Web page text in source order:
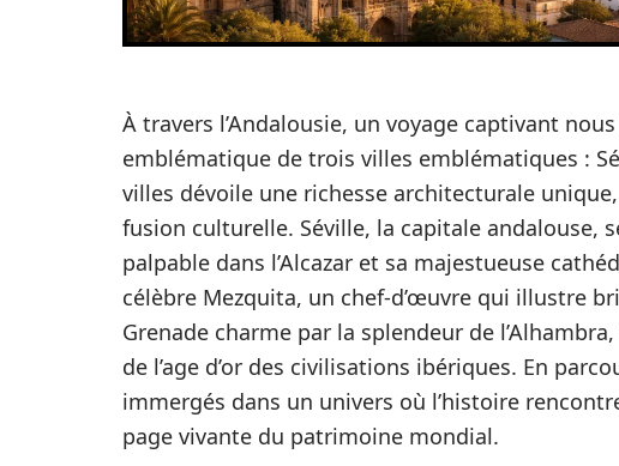
À travers l’Andalousie, un voyage captivant
emblématique de trois villes emblématiques :
villes dévoile une richesse architecturale
fusion culturelle. Séville, la capitale andalouse,
palpable dans l’Alcazar et sa majestueuse
célèbre Mezquita, un chef-d’œuvre qui illustre
Grenade charme par la splendeur de
de l’age d’or des civilisations ibériques. En
immergés dans un univers où l’histoire
page vivante du patrimoine mondial.